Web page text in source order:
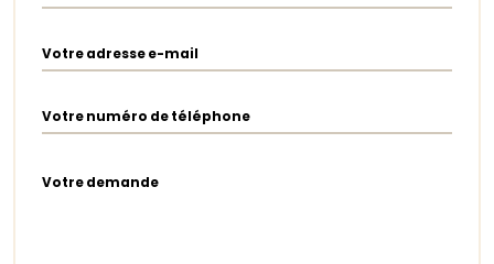
Votre adresse e-mail
Votre numéro de téléphone
Votre demande